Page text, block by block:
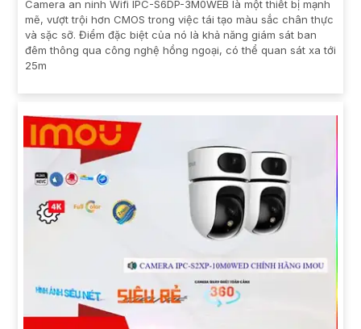
Camera an ninh Wifi IPC-S6DP-3M0WEB là một thiết bị mạnh
mẽ, vượt trội hơn CMOS trong việc tái tạo màu sắc chân thực
và sặc sỡ. Điểm đặc biệt của nó là khả năng giám sát ban
đêm thông qua công nghệ hồng ngoại, có thể quan sát xa tới
25m